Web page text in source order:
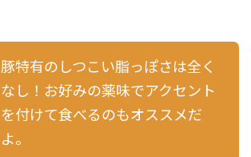
豚特有のしつこい脂っぽさは全く
なし！お好みの薬味でアクセント
を付けて食べるのもオススメだ
よ。